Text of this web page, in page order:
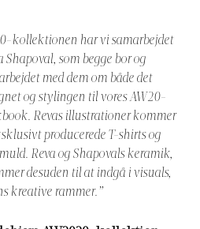
kollektionen har vi samarbejdet
Shapoval, som begge bor og
med dem om både det
og stylingen til vores AW20-
Revas illustrationer kommer
producerede T-shirts og
Reva og Shapovals keramik,
desuden til at indgå i visuals,
kreative rammer.”